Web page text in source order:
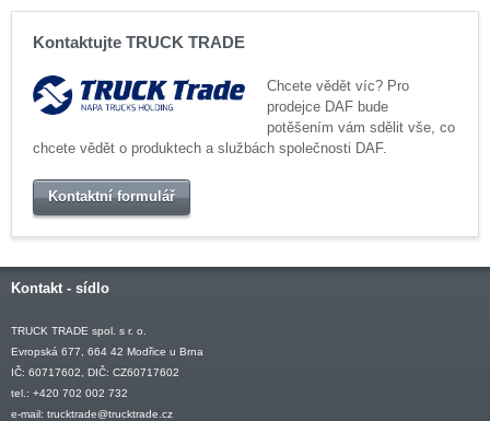
Kontaktujte TRUCK TRADE
Chcete vědět víc? Pro
prodejce DAF bude
potěšením vám sdělit vše, co
chcete vědět o produktech a službách společnosti DAF.
Kontaktní formulář
Kontakt - sídlo
TRUCK TRADE spol. s r. o.
Evropská 677, 664 42 Modřice u Brna
IČ: 60717602, DIČ: CZ60717602
tel.: +420 702 002 732
e-mail: trucktrade@trucktrade.cz